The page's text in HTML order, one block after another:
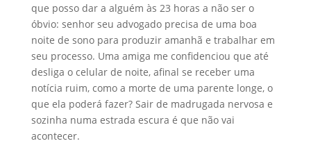
que posso dar a alguém às 23 horas a não ser o
óbvio: senhor seu advogado precisa de uma boa
noite de sono para produzir amanhã e trabalhar em
seu processo. Uma amiga me confidenciou que até
desliga o celular de noite, afinal se receber uma
notícia ruim, como a morte de uma parente longe, o
que ela poderá fazer? Sair de madrugada nervosa e
sozinha numa estrada escura é que não vai
acontecer.